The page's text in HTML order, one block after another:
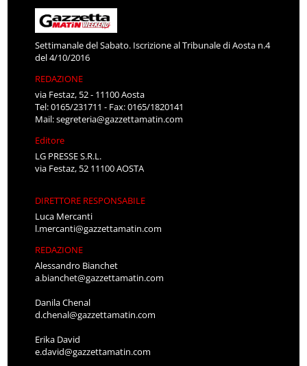
Settimanale del Sabato. Iscrizione al Tribunale di Aosta n.4
del 4/10/2016
REDAZIONE
via Festaz, 52 - 11100 Aosta
Tel: 0165/231711 - Fax: 0165/1820141
Mail:segreteria@gazzettamatin.com
Editore
LG PRESSE S.R.L.
via Festaz, 52 11100 AOSTA
DIRETTORE RESPONSABILE
Luca Mercanti
l.mercanti@gazzettamatin.com
REDAZIONE
Alessandro Bianchet
a.bianchet@gazzettamatin.com
Danila Chenal
d.chenal@gazzettamatin.com
Erika David
e.david@gazzettamatin.com